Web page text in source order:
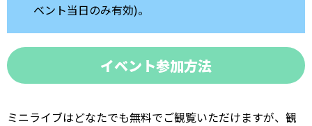
ベント当日のみ有効)。
イベント参加方法
ミニライブはどなたでも無料でご観覧いただけますが、観